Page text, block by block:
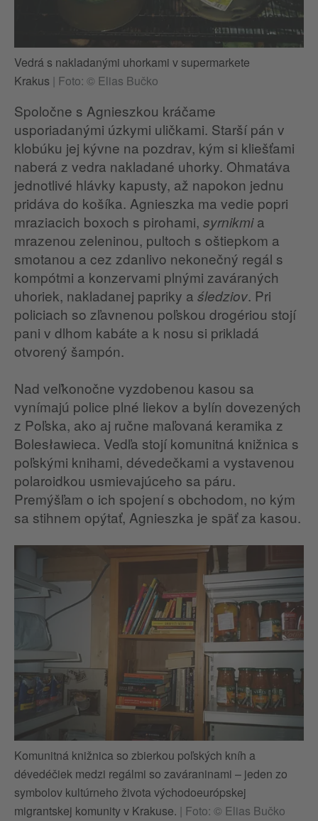
Vedrá s nakladanými uhorkami v supermarkete
Krakus | Foto: © Elias Bučko
Spoločne s Agnieszkou kráčame
usporiadanými úzkymi uličkami. Starší pán v
klobúku jej kývne na pozdrav, kým si kliešťami
naberá z vedra nakladané uhorky. Ohmatáva
jednotlivé hlávky kapusty, až napokon jednu
pridáva do košíka. Agnieszka ma vedie popri
mraziacich boxoch s pirohami, syrnikmia
mrazenou zeleninou, pultoch s oštiepkom a
smotanou a cez zdanlivo nekonečný regál s
kompótmi a konzervami plnými zaváraných
uhoriek, nakladanej papriky a śledziov. Pri
policiach so zľavnenou poľskou drogériou stojí
pani v dlhom kabáte a k nosu si prikladá
otvorený šampón.
Nad veľkonočne vyzdobenou kasou sa
vynímajú police plné liekov a bylín dovezených
z Poľska, ako aj ručne maľovaná keramika z
Bolesławieca. Vedľa stojí komunitná knižnica s
poľskými knihami, dévedečkami a vystavenou
polaroidkou usmievajúceho sa páru.
Premýšľam o ich spojení s obchodom, no kým
sa stihnem opýtať, Agnieszka je späť za kasou.
Komunitná knižnica so zbierkou poľských kníh a
dévedéčiek medzi regálmi so zaváraninami – jeden zo
symbolov kultúrneho života východoeurópskej
migrantskej komunity v Krakuse. | Foto: © Elias Bučko